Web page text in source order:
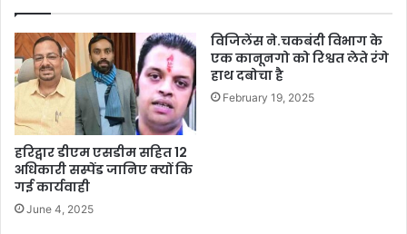
हरिद्वार डीएम एसडीम सहित 12
अधिकारी सस्पेंड जानिए क्यों कि
गई कार्यवाही
June 4, 2025
विजिलेंस ने.चकबंदी विभाग के
एक कानूनगो को रिश्वत लेते रंगे
हाथ दबोचा है
February 19, 2025